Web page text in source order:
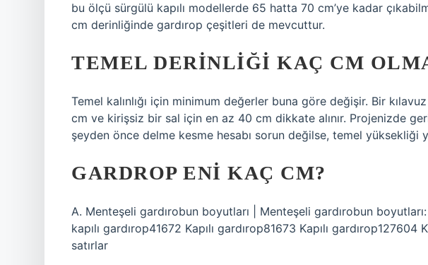
bu ölçü sürgülü kapılı modellerde 65 hatta 70 cm’ye kadar
cm derinliğinde gardırop çeşitleri de mevcuttur.
TEMEL DERINLIĞI KAÇ CM
Temel kalınlığı için minimum değerler buna göre değişir. Bir
cm ve kirişsiz bir sal için en az 40 cm dikkate alınır. Projenizde
şeyden önce delme kesme hesabı sorun değilse, temel yüksekliği
GARDROP ENI KAÇ CM?
A. Menteşeli gardırobun boyutları | Menteşeli gardırobun
kapılı gardırop41672 Kapılı gardırop81673 Kapılı gardırop127604
satırlar